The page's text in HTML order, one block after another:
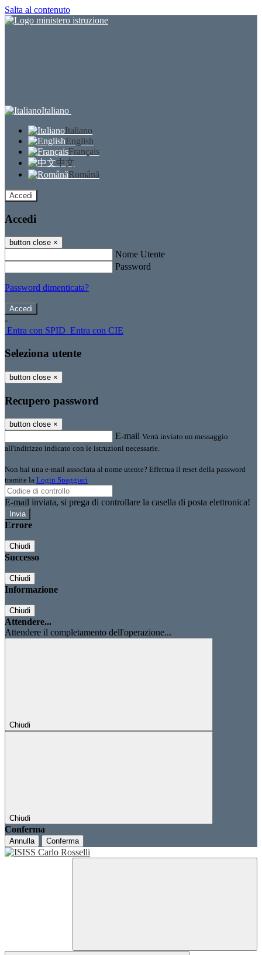
Salta al contenuto
Italiano
Italiano
English
Français
中文
Română
Accedi
Accedi
button close ×
Nome Utente
Password
Password dimenticata?
-
Entra con SPID Entra con CIE
Seleziona utente
button close ×
Recupero password
button close ×
E-mail Verrà inviato un messaggio
all'indirizzo indicato con le istruzioni necessarie.
Non hai una e-mail associata al nome utente? Effettua il reset della password
tramite la Login Spaggiari
E-mail inviata, si prega di controllare la casella di posta elettronica!
Errore
Chiudi
Successo
Chiudi
Informazione
Chiudi
Attendere...
Attendere il completamento dell'operazione...
Chiudi
Chiudi
Conferma
Annulla Conferma